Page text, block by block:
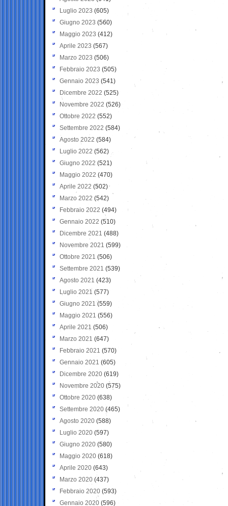
Luglio 2023 (605)
Giugno 2023 (560)
Maggio 2023 (412)
Aprile 2023 (567)
Marzo 2023 (506)
Febbraio 2023 (505)
Gennaio 2023 (541)
Dicembre 2022 (525)
Novembre 2022 (526)
Ottobre 2022 (552)
Settembre 2022 (584)
Agosto 2022 (584)
Luglio 2022 (562)
Giugno 2022 (521)
Maggio 2022 (470)
Aprile 2022 (502)
Marzo 2022 (542)
Febbraio 2022 (494)
Gennaio 2022 (510)
Dicembre 2021 (488)
Novembre 2021 (599)
Ottobre 2021 (506)
Settembre 2021 (539)
Agosto 2021 (423)
Luglio 2021 (577)
Giugno 2021(559)
Maggio 2021 (556)
Aprile 2021 (506)
Marzo 2021 (647)
Febbraio 2021 (570)
Gennaio 2021 (605)
Dicembre 2020 (619)
Novembre 2020 (575)
Ottobre 2020 (638)
Settembre 2020(465)
Agosto 2020 (588)
Luglio 2020 (597)
Giugno 2020 (580)
Maggio 2020 (618)
Aprile 2020 (643)
Marzo 2020 (437)
Febbraio 2020 (593)
Gennaio 2020 (596)